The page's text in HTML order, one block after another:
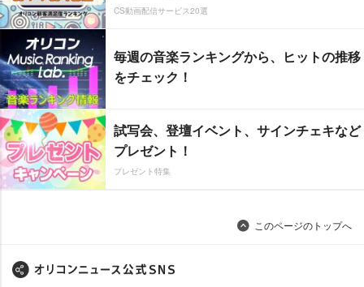
CS動画配信サービス20選
毎週の音楽ランキングから、ヒットの推移
をチェック！
試写会、登壇イベント、サインチェキなど
プレゼント！
プレゼント特集
このページのトップへ